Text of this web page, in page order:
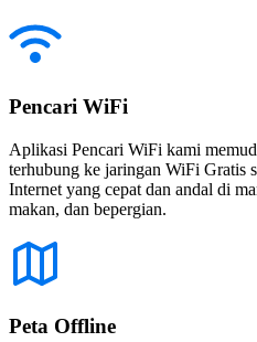
Pencari WiFi
Aplikasi Pencari WiFi kami
terhubung ke jaringan WiFi Gratis
Internet yang cepat dan andal di
makan, dan bepergian.
Peta Offline